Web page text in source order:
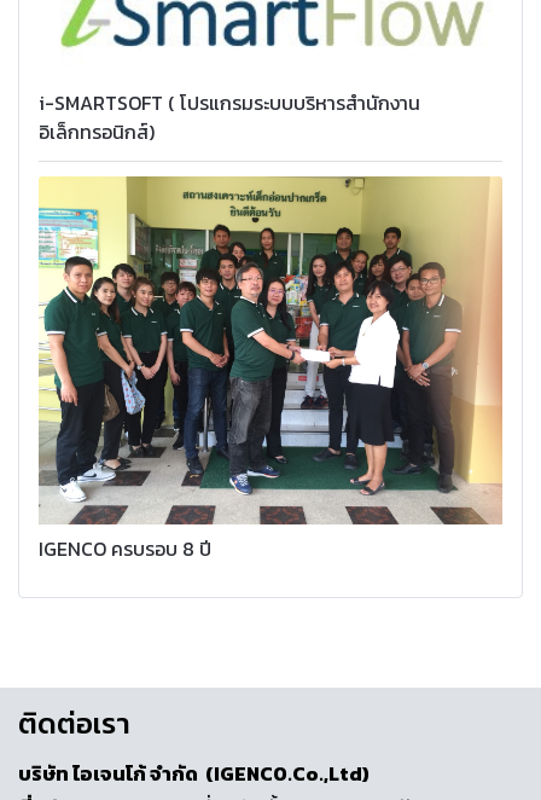
i-SMARTSOFT ( โปรแกรมระบบบริหารสำนักงาน
อิเล็กทรอนิกส์)
IGENCO ครบรอบ 8 ปี
ติดต่อเรา
บริษัท ไอเจนโก้ จำกัด (IGENCO.Co.,Ltd)